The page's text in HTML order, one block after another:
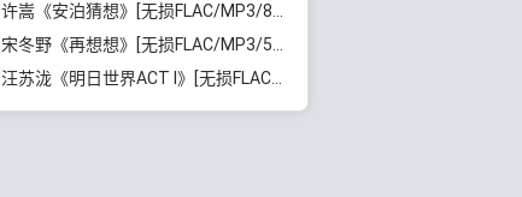
许嵩《安泊猜想》[无损FLAC/MP3/801MB]百度云网盘下载
宋冬野《再想想》[无损FLAC/MP3/513MB]百度云网盘下载
汪苏泷《明日世界ACT I》[无损FLAC/MP3/861MB]百度云网盘下载